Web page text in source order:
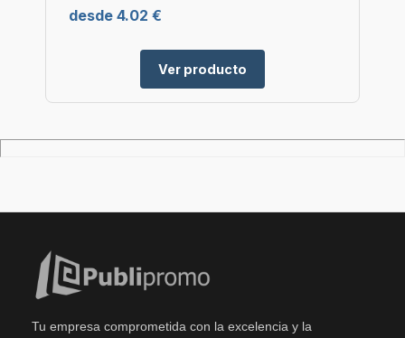
desde 4.02 €
Ver producto
Tu empresa comprometida con la excelencia y la